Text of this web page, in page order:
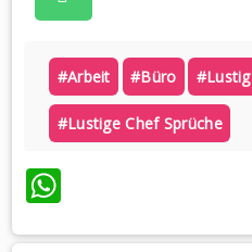
#arbeit #büro #lustig
#lustige Chef Sprüche
WhatsApp